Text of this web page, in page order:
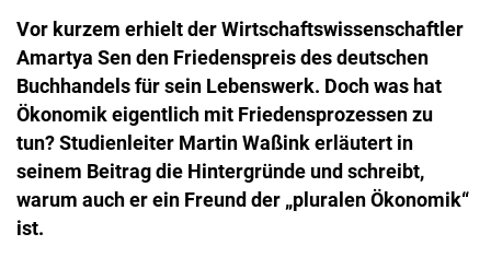
Vor kurzem erhielt derWirtschaftswissenschaftler
Amartya Sen den Friedenspreis des deutschen
Buchhandels für sein Lebenswerk. Doch was hat
Ökonomik eigentlich mit Friedensprozessen zu
tun? Studienleiter Martin Waßink erläutert in
seinem Beitrag die Hintergründe und schreibt,
warum auch er ein Freund der „pluralen Ökonomik“
ist.